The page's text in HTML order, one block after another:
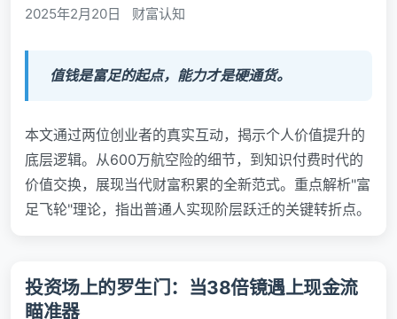
2025年2月20日 财富认知
值钱是富足的起点，能力才是硬通货。
本文通过两位创业者的真实互动，揭示个人价值提升的
底层逻辑。从600万航空险的细节，到知识付费时代的
价值交换，展现当代财富积累的全新范式。重点解析"富
足飞轮"理论，指出普通人实现阶层跃迁的关键转折点。
投资场上的罗生门：当38倍镜遇上现金流
瞄准器